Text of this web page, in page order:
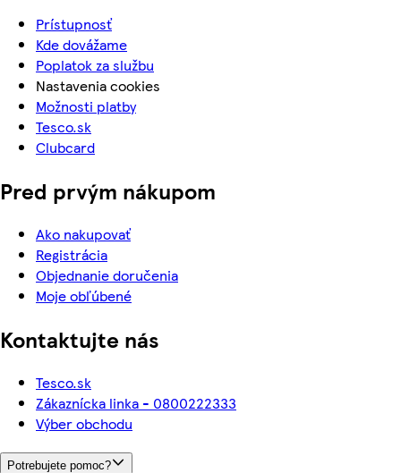
Prístupnosť
Kde dovážame
Poplatok za službu
Nastavenia cookies
Možnosti platby
Tesco.sk
Clubcard
Pred prvým nákupom
Ako nakupovať
Registrácia
Objednanie doručenia
Moje obľúbené
Kontaktujte nás
Tesco.sk
Zákaznícka linka - 0800222333
Výber obchodu
Potrebujete pomoc?